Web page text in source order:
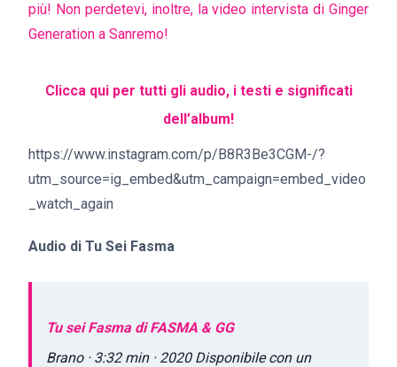
più! Non perdetevi, inoltre, la video intervista di Ginger
Generation a Sanremo!
Clicca qui per tutti gli audio, i testi e significati
dell’album!
https://www.instagram.com/p/B8R3Be3CGM-/?
utm_source=ig_embed&utm_campaign=embed_video
_watch_again
Audio di Tu Sei Fasma
‎Tu sei Fasma di FASMA & GG
‎Brano · 3:32 min · 2020 Disponibile con un